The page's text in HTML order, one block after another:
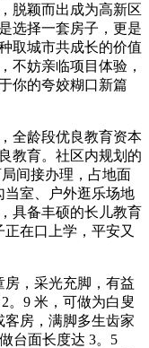
脱颖而出成为高新区
选择一套房子，更是
取城市共成长的价值
不妨亲临项目体验，
你的夸姣糊口新篇
龄段优良教育资本
教育。社区内规划的
间接办理，占地面
当室、户外逛乐场地
具备丰硕的长儿教育
在口上学，平安又
，采光充脚，有益
。9 米，可做为白叟
客房，满脚多生齿家
台面长度达 3。5